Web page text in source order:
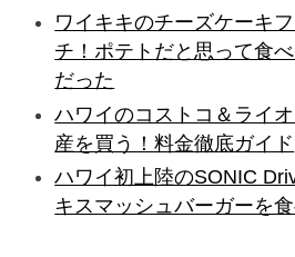
ワイキキのチーズケーキ
チ！ポテトだと思って食
だった
ハワイのコストコ＆ライ
産を買う！料金徹底ガイド
ハワイ初上陸のSONIC
キスマッシュバーガーを